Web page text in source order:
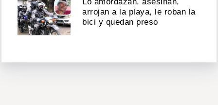
arrojan a la playa, le roban la
bici y quedan preso